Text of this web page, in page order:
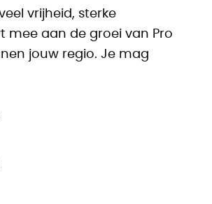
vrijheid, sterke
mee aan de groei van Pro
jouw regio. Je mag